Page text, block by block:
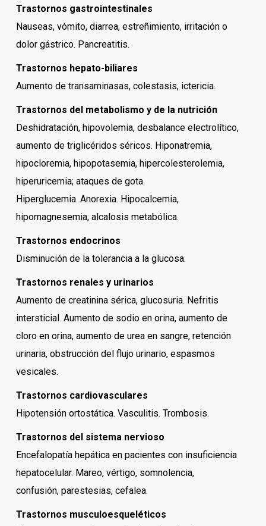
Trastornos gastrointestinales
Nauseas, vómito, diarrea, estreñimiento, irritación o
dolor gástrico. Pancreatitis.
Trastornos hepato-biliares
Aumento de transaminasas, colestasis, ictericia.
Trastornos del metabolismo y de la nutrición
Deshidratación, hipovolemia, desbalance electrolítico,
aumento de triglicéridos séricos. Hiponatremia,
hipocloremia, hipopotasemia, hipercolesterolemia,
hiperuricemia; ataques de gota.
Hiperglucemia. Anorexia. Hipocalcemia,
hipomagnesemia, alcalosis metabólica.
Trastornos endocrinos
Disminución de la tolerancia a la glucosa.
Trastornos renales y urinarios
Aumento de creatinina sérica, glucosuria. Nefritis
intersticial. Aumento de sodio en orina, aumento de
cloro en orina, aumento de urea en sangre, retención
urinaria, obstrucción del flujo urinario, espasmos
vesicales.
Trastornos cardiovasculares
Hipotensión ortostática. Vasculitis. Trombosis.
Trastornos del sistema nervioso
Encefalopatía hepática en pacientes con insuficiencia
hepatocelular. Mareo, vértigo, somnolencia,
confusión, parestesias, cefalea.
Trastornos musculoesqueléticos